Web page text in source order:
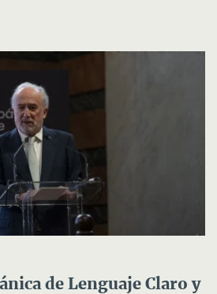
de Lenguaje Claro y